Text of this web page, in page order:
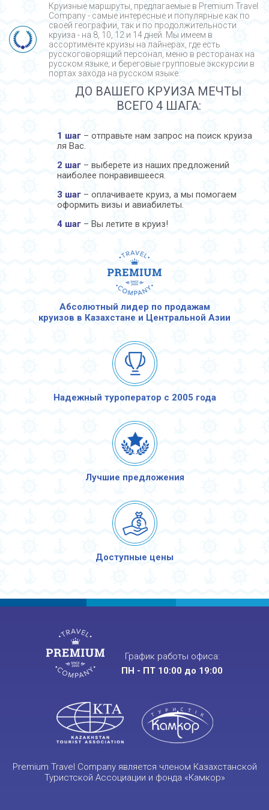
Круизные маршруты, предлагаемые в Premium Travel
Company - cамые интересные и популярные как по
своей географии, так и по продолжительности
круиза - на 8, 10, 12 и 14 дней. Мы имеем в
ассортименте круизы на лайнерах, где есть
русскоговорящий персонал, меню в ресторанах на
русском языке, и береговые групповые экскурсии в
портах захода на русском языке.
ДО ВАШЕГО КРУИЗА МЕЧТЫ
ВСЕГО 4 ШАГА:
1 шаг – отправьте нам запрос на поиск круиза
ля Вас.
2 шаг – выберете из наших предложений
наиболее понравившееся.
3 шаг – оплачиваете круиз, а мы помогаем
оформить визы и авиабилеты.
4 шаг – Вы летите в круиз!
Абсолютный лидер по продажам
круизов в Казахстане и Центральной Азии
Надежный туроператор с 2005 года
Лучшие предложения
Доступные цены
График работы офиса:
ПН - ПТ 10:00 до 19:00
Premium Travel Company является членом Казахстанской
Туристской Ассоциации и фонда «Камкор»